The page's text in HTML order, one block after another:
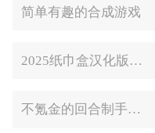
简单有趣的合成游戏
2025纸巾盒汉化版手游推荐
不氪金的回合制手游合集